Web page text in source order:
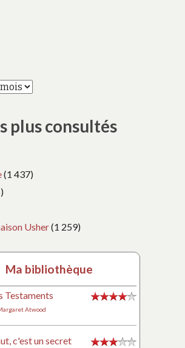
plus consultés
(1 437)
Usher(1 259)
Ma bibliothèque
Testaments
Atwood
c'est un secret